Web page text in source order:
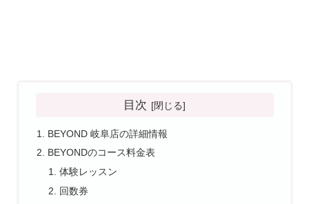
目次
BEYOND 岐阜店の詳細情報
BEYONDのコース料金表
体験レッスン
回数券